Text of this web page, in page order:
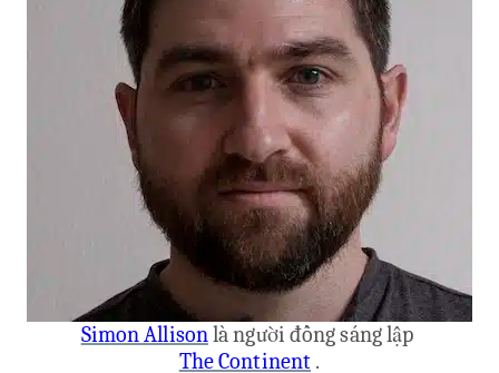
Simon Allisonlà người đồng sáng lập
The Continent .